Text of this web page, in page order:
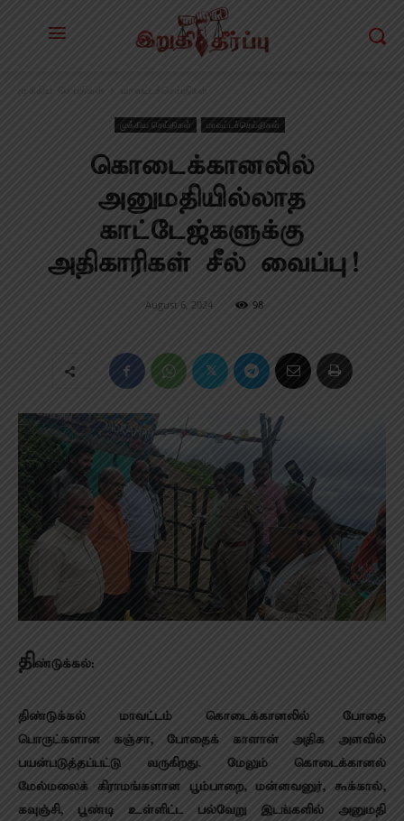
முக்கிய செய்திகள் மாவட்டச்செய்திகள்
முக்கிய செய்திகள் மாவட்டச்செய்திகள்
கொடைக்கானலில்
அனுமதியில்லாத
காட்டேஜ்களுக்கு
அதிகாரிகள் சீல் வைப்பு!
August 6, 2024 98
திண்டுக்கல்:
திண்டுக்கல் மாவட்டம் கொடைக்கானலில் போதை
பொருட்களான கஞ்சா, போதைக் காளான் அதிக அளவில்
பயன்படுத்தப்பட்டு வருகிறது. மேலும் கொடைக்கானல்
மேல்மலைக் கிராமங்களான பூம்பாறை, மன்னவனுர், கூக்கால்,
கவுஞ்சி, பூண்டி உள்ளிட்ட பல்வேறு இடங்களில் அனுமதி